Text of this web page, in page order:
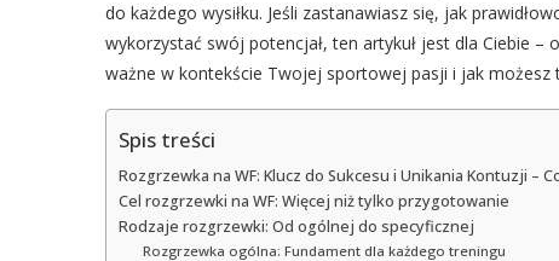
do każdego wysiłku. Jeśli zastanawiasz się, jak
wykorzystać swój potencjał, ten artykuł jest dla Ciebie
ważne w kontekście Twojej sportowej pasji i jak możesz
Spis treści
Rozgrzewka na WF: Klucz do Sukcesu i Unikania Kontuzji –
Cel rozgrzewki na WF: Więcej niż tylko przygotowanie
Rodzaje rozgrzewki: Od ogólnej do specyficznej
Rozgrzewka ogólna: Fundament dla każdego treningu